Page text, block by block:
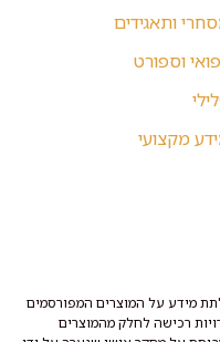
ותאגידים
וספורט
מקצועי
מידע על המוצרים המפורסמים
רכישה לחלק מהמוצרים